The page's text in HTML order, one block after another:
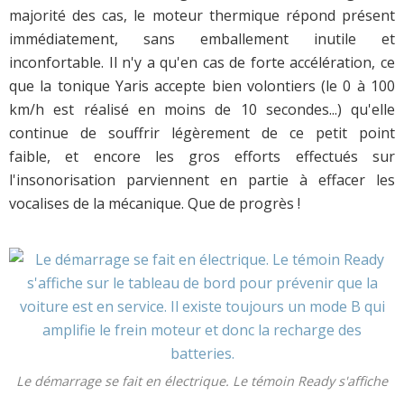
majorité des cas, le moteur thermique répond présent
immédiatement, sans emballement inutile et
inconfortable. Il n'y a qu'en cas de forte accélération, ce
que la tonique Yaris accepte bien volontiers (le 0 à 100
km/h est réalisé en moins de 10 secondes...) qu'elle
continue de souffrir légèrement de ce petit point
faible, et encore les gros efforts effectués sur
l'insonorisation parviennent en partie à effacer les
vocalises de la mécanique. Que de progrès !
Le démarrage se fait en électrique. Le témoin Ready s'affiche